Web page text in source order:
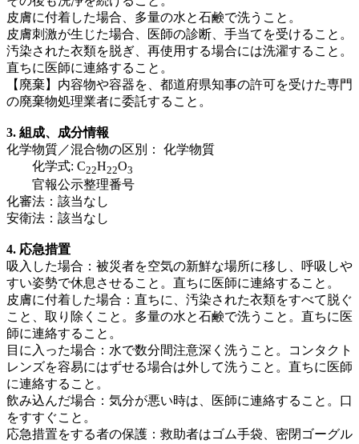
皮膚に付着した場合、多量の水と石鹸で洗うこと。
皮膚刺激が生じた場合、医師の診断、手当てを受けること。
汚染された衣類を脱ぎ、再使用する場合には洗濯すること。
直ちに医師に連絡すること。
【廃棄】内容物や容器を、都道府県知事の許可を受けた専門
の廃棄物処理業者に委託すること。
3. 組成、成分情報
化学物質／混合物の区別： 化学物質
化学式: C22H22O3
官報公示整理番号
化審法：該当なし
安衛法：該当なし
4. 応急措置
吸入した場合：被災者を空気の新鮮な場所に移し、呼吸しや
すい姿勢で休息させること。直ちに医師に連絡すること。
皮膚に付着した場合：直ちに、汚染された衣類をすべて脱ぐ
こと、取り除くこと。多量の水と石鹸で洗うこと。直ちに医
師に連絡すること。
目に入った場合：水で数分間注意深く洗うこと。コンタクト
レンズを容易にはずせる場合は外して洗うこと。直ちに医師
に連絡すること。
飲み込んだ場合：気分が悪い時は、医師に連絡すること。口
をすすぐこと。
応急措置をする者の保護：救助者はゴム手袋、密閉ゴーグル